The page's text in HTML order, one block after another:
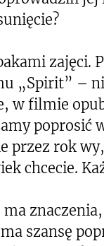
„Spirit” –
w filmie
poprosić
przez rok
chcecie.
szansę